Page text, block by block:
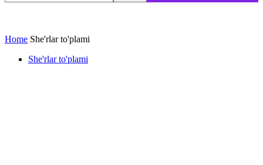
Home She'rlar to'plami
She'rlar to'plami